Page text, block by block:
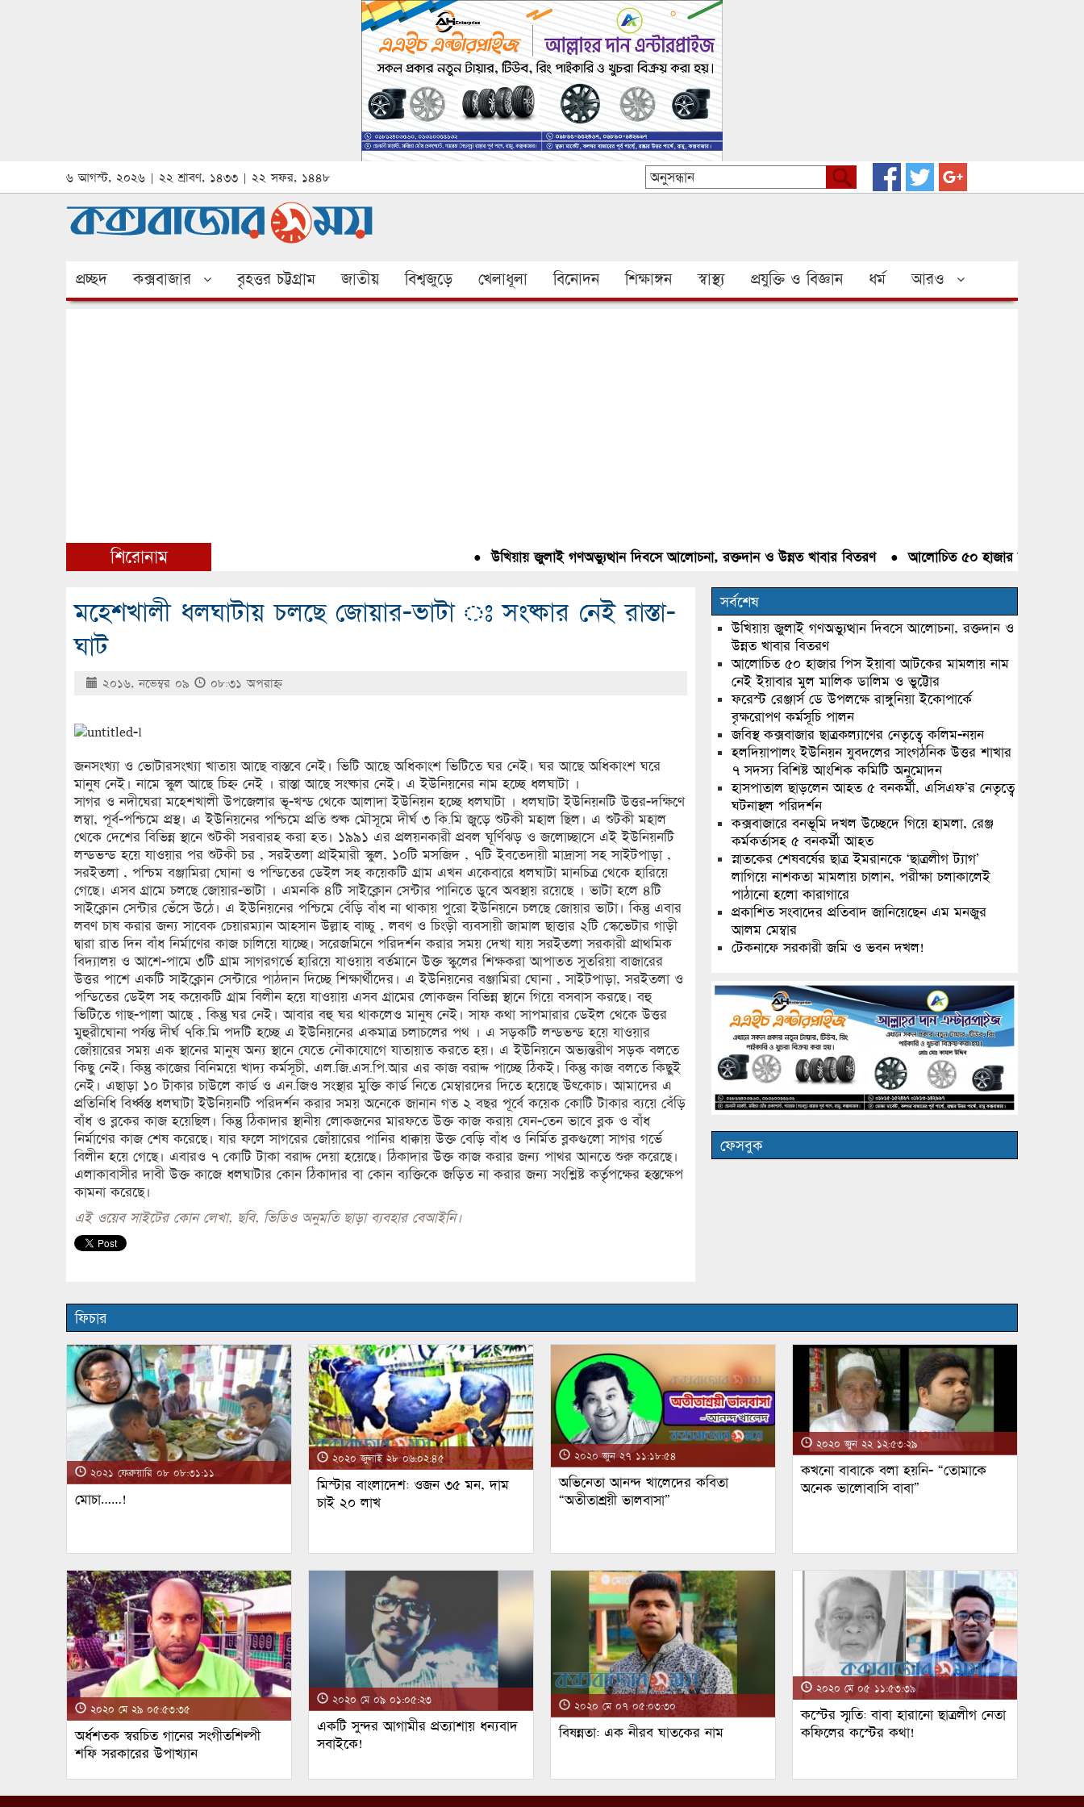
৬ আগস্ট, ২০২৬ | ২২ শ্রাবণ, ১৪৩৩ | ২২ সফর, ১৪৪৮
প্রচ্ছদ কক্সবাজার বৃহত্তর চট্টগ্রাম জাতীয় বিশ্বজুড়ে খেলাধূলা বিনোদন শিক্ষাঙ্গন স্বাস্থ্য প্রযুক্তি ও বিজ্ঞান ধর্ম আরও
শিরোনাম উখিয়ায় জুলাই গণঅভ্যুত্থান দিবসে আলোচনা, রক্তদান ও উন্নত খাবার বিতরণ● আলোচিত ৫০ হাজার পিস ইয়াবা
মহেশখালী ধলঘাটায় চলছে জোয়ার-ভাটা ঃ সংষ্কার নেই রাস্তা-
ঘাট
২০১৬, নভেম্বর ০৯ ০৮:৩১ অপরাহ্ণ
জনসংখ্যা ও ভোটারসংখ্যা খাতায় আছে বাস্তবে নেই। ভিটি আছে অধিকাংশ ভিটিতে ঘর নেই। ঘর আছে অধিকাংশ ঘরে
মানুষ নেই। নামে স্কুল আছে চিহ্ন নেই । রাস্তা আছে সংষ্কার নেই। এ ইউনিয়নের নাম হচ্ছে ধলঘাটা ।
সাগর ও নদীঘেরা মহেশখালী উপজেলার ভূ-খন্ড থেকে আলাদা ইউনিয়ন হচ্ছে ধলঘাটা । ধলঘাটা ইউনিয়নটি উত্তর-দক্ষিণে
লম্বা, পূর্ব-পশ্চিমে প্রস্থ। এ ইউনিয়নের পশ্চিমে প্রতি শুষ্ক মৌসূমে দীর্ঘ ৩ কি.মি জুড়ে শুটকী মহাল ছিল। এ শুটকী মহাল
থেকে দেশের বিভিন্ন স্থানে শুটকী সরবারহ করা হত। ১৯৯১ এর প্রলয়নকারী প্রবল ঘূর্ণিঝড় ও জলোচ্ছাসে এই ইউনিয়নটি
লন্ডভন্ড হয়ে যাওয়ার পর শুটকী চর , সরইতলা প্রাইমারী স্কুল, ১০টি মসজিদ , ৭টি ইবতেদায়ী মাদ্রাসা সহ সাইটপাড়া ,
সরইতলা , পশ্চিম বঞ্জামিরা ঘোনা ও পন্ডিতের ডেইল সহ কয়েকটি গ্রাম এখন একেবারে ধলঘাটা মানচিত্র থেকে হারিয়ে
গেছে। এসব গ্রামে চলছে জোয়ার-ভাটা । এমনকি ৪টি সাইক্লোন সেন্টার পানিতে ডুবে অবস্থায় রয়েছে । ভাটা হলে ৪টি
সাইক্লোন সেন্টার ভেঁসে উঠে। এ ইউনিয়নের পশ্চিমে বেঁড়ি বাঁধ না থাকায় পুরো ইউনিয়নে চলছে জোয়ার ভাটা। কিন্তু এবার
লবণ চাষ করার জন্য সাবেক চেয়ারম্যান আহসান উল্লাহ বাচ্চু , লবণ ও চিংড়ী ব্যবসায়ী জামাল ছাত্তার ২টি স্কেভেটার গাড়ী
দ্বারা রাত দিন বাঁধ নির্মাণের কাজ চালিয়ে যাচ্ছে। সরেজমিনে পরিদর্শন করার সময় দেখা যায় সরইতলা সরকারী প্রাথমিক
বিদ্যালয় ও আশে-পামে ৩টি গ্রাম সাগরগর্ভে হারিয়ে যাওয়ায় বর্তমানে উক্ত স্কুলের শিক্ষকরা আপাতত সুতরিয়া বাজারের
উত্তর পাশে একটি সাইক্লোন সেন্টারে পাঠদান দিচ্ছে শিক্ষার্থীদের। এ ইউনিয়নের বঞ্জামিরা ঘোনা , সাইটপাড়া, সরইতলা ও
পন্ডিতের ডেইল সহ কয়েকটি গ্রাম বিলীন হয়ে যাওয়ায় এসব গ্রামের লোকজন বিভিন্ন স্থানে গিয়ে বসবাস করছে। বহু
ভিটিতে গাছ-পালা আছে , কিন্তু ঘর নেই। আবার বহু ঘর থাকলেও মানুষ নেই। সাফ কথা সাপমারার ডেইল থেকে উত্তর
মুহুরীঘোনা পর্যন্ত দীর্ঘ ৭কি.মি পদটি হচ্ছে এ ইউনিয়নের একমাত্র চলাচলের পথ । এ সড়কটি লন্ডভন্ড হয়ে যাওয়ার
জোঁয়ারের সময় এক স্থানের মানুষ অন্য স্থানে যেতে নৌকাযোগে যাতায়াত করতে হয়। এ ইউনিয়নে অভ্যন্তরীণ সড়ক বলতে
কিছু নেই। কিন্তু কাজের বিনিময়ে খাদ্য কর্মসূচী, এল.জি.এস.পি.আর এর কাজ বরাদ্দ পাচ্ছে ঠিকই। কিন্তু কাজ বলতে কিছুই
নেই। এছাড়া ১০ টাকার চাউলে কার্ড ও এন.জিও সংস্থার মুক্তি কার্ড নিতে মেম্বারদের দিতে হয়েছে উৎকোচ। আমাদের এ
প্রতিনিধি বির্ধ্বস্ত ধলঘাটা ইউনিয়নটি পরিদর্শন করার সময় অনেকে জানান গত ২ বছর পূর্বে কয়েক কোটি টাকার ব্যয়ে বেঁড়ি
বাঁধ ও ব্লকের কাজ হয়েছিল। কিন্তু ঠিকাদার স্থানীয় লোকজনের মারফতে উক্ত কাজ করায় যেন-তেন ভাবে ব্লক ও বাঁধ
নির্মাণের কাজ শেষ করেছে। যার ফলে সাগরের জোঁয়ারের পানির ধাক্কায় উক্ত বেড়ি বাঁধ ও নির্মিত ব্লকগুলো সাগর গর্ভে
বিলীন হয়ে গেছে। এবারও ৭ কোটি টাকা বরাদ্দ দেয়া হয়েছে। ঠিকাদার উক্ত কাজ করার জন্য পাথর আনতে শুরু করেছে।
এলাকাবাসীর দাবী উক্ত কাজে ধলঘাটার কোন ঠিকাদার বা কোন ব্যক্তিকে জড়িত না করার জন্য সংশ্লিষ্ট কর্তৃপক্ষের হস্তক্ষেপ
কামনা করেছে।
এই ওয়েব সাইটের কোন লেখা, ছবি, ভিডিও অনুমতি ছাড়া ব্যবহার বেআইনি।
সর্বশেষ
উখিয়ায় জুলাই গণঅভ্যুত্থান দিবসে আলোচনা, রক্তদান ও
উন্নত খাবার বিতরণ
আলোচিত ৫০ হাজার পিস ইয়াবা আটকের মামলায় নাম
নেই ইয়াবার মুল মালিক ডালিম ও ভুট্টোর
ফরেস্ট রেঞ্জার্স ডে উপলক্ষে রাঙ্গুনিয়া ইকোপার্কে
বৃক্ষরোপণ কর্মসূচি পালন
জবিস্থ কক্সবাজার ছাত্রকল্যাণের নেতৃত্বে কলিম-নয়ন
হলদিয়াপালং ইউনিয়ন যুবদলের সাংগঠনিক উত্তর শাখার
৭ সদস্য বিশিষ্ট আংশিক কমিটি অনুমোদন
হাসপাতাল ছাড়লেন আহত ৫ বনকর্মী, এসিএফ’র নেতৃত্বে
ঘটনাস্থল পরিদর্শন
কক্সবাজারে বনভূমি দখল উচ্ছেদে গিয়ে হামলা, রেঞ্জ
কর্মকর্তাসহ ৫ বনকর্মী আহত
স্নাতকের শেষবর্ষের ছাত্র ইমরানকে ‘ছাত্রলীগ ট্যাগ’
লাগিয়ে নাশকতা মামলায় চালান, পরীক্ষা চলাকালেই
পাঠানো হলো কারাগারে
প্রকাশিত সংবাদের প্রতিবাদ জানিয়েছেন এম মনজুর
আলম মেম্বার
টেকনাফে সরকারী জমি ও ভবন দখল!
ফেসবুক
ফিচার
২০২১ ফেব্রুয়ারি ০৮ ০৮:৩১:১১
মোচা……!
২০২০ জুলাই ২৮ ০৬:০২:৪৫
মিস্টার বাংলাদেশ: ওজন ৩৫ মন, দাম
চাই ২০ লাখ
২০২০ জুন ২৭ ১১:১৮:৫৪
অভিনেতা আনন্দ খালেদের কবিতা
“অতীতাশ্রয়ী ভালবাসা”
২০২০ জুন ২২ ১২:৫৩:২৯
কখনো বাবাকে বলা হয়নি- “তোমাকে
অনেক ভালোবাসি বাবা”
২০২০ মে ২৯ ০৫:৫৩:৩৫
অর্ধশতক স্বরচিত গানের সংগীতশিল্পী
শফি সরকারের উপাখ্যান
২০২০ মে ০৯ ০১:০৫:২৩
একটি সুন্দর আগামীর প্রত্যাশায় ধন্যবাদ
সবাইকে!
২০২০ মে ০৭ ০৫:০৩:৩০
বিষন্নতা: এক নীরব ঘাতকের নাম
২০২০ মে ০৫ ১১:৫৩:৩৯
কস্টের স্মৃতি: বাবা হারানো ছাত্রলীগ নেতা
কফিলের কস্টের কথা!